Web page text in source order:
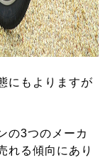
にもよりますが
の3つのメーカ
れる傾向にあり